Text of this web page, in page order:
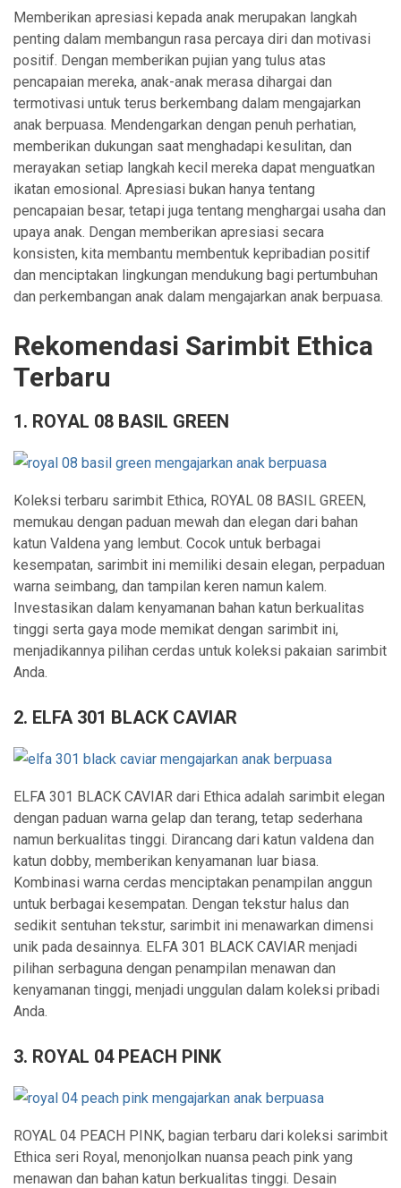
Memberikan apresiasi kepada anak merupakan langkah
penting dalam membangun rasa percaya diri dan motivasi
positif. Dengan memberikan pujian yang tulus atas
pencapaian mereka, anak-anak merasa dihargai dan
termotivasi untuk terus berkembang dalam mengajarkan
anak berpuasa. Mendengarkan dengan penuh perhatian,
memberikan dukungan saat menghadapi kesulitan, dan
merayakan setiap langkah kecil mereka dapat menguatkan
ikatan emosional. Apresiasi bukan hanya tentang
pencapaian besar, tetapi juga tentang menghargai usaha dan
upaya anak. Dengan memberikan apresiasi secara
konsisten, kita membantu membentuk kepribadian positif
dan menciptakan lingkungan mendukung bagi pertumbuhan
dan perkembangan anak dalam mengajarkan anak berpuasa.
Rekomendasi Sarimbit Ethica
Terbaru
1. ROYAL 08 BASIL GREEN
Koleksi terbaru sarimbit Ethica, ROYAL 08 BASIL GREEN,
memukau dengan paduan mewah dan elegan dari bahan
katun Valdena yang lembut. Cocok untuk berbagai
kesempatan, sarimbit ini memiliki desain elegan, perpaduan
warna seimbang, dan tampilan keren namun kalem.
Investasikan dalam kenyamanan bahan katun berkualitas
tinggi serta gaya mode memikat dengan sarimbit ini,
menjadikannya pilihan cerdas untuk koleksi pakaian sarimbit
Anda.
2. ELFA 301 BLACK CAVIAR
ELFA 301 BLACK CAVIAR dari Ethica adalah sarimbit elegan
dengan paduan warna gelap dan terang, tetap sederhana
namun berkualitas tinggi. Dirancang dari katun valdena dan
katun dobby, memberikan kenyamanan luar biasa.
Kombinasi warna cerdas menciptakan penampilan anggun
untuk berbagai kesempatan. Dengan tekstur halus dan
sedikit sentuhan tekstur, sarimbit ini menawarkan dimensi
unik pada desainnya. ELFA 301 BLACK CAVIAR menjadi
pilihan serbaguna dengan penampilan menawan dan
kenyamanan tinggi, menjadi unggulan dalam koleksi pribadi
Anda.
3. ROYAL 04 PEACH PINK
ROYAL 04 PEACH PINK, bagian terbaru dari koleksi sarimbit
Ethica seri Royal, menonjolkan nuansa peach pink yang
menawan dan bahan katun berkualitas tinggi. Desain